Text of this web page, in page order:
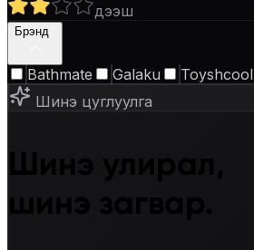
дээш
Брэнд
Bathmate Galaku
Toyshcool
Шинэ цуглуулга
Шинэ улирал,